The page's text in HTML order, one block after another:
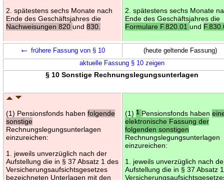
2. spätestens sechs Monate nach
Ende des Geschäftsjahres die
Nachweisungen 820und830.
2. spätestens sechs Monate
Ende des Geschäftsjahres die
Formulare F.820.01und
← frühere Fassung von § 10
(heute geltende Fassung)
aktuelle Fassung § 10 zeigen
§ 10 Sonstige Rechnungslegungsunterlagen
(1) Pensionsfonds habenfolgende
sonstige
Rechnungslegungsunterlagen
einzureichen:
1. jeweils unverzüglich nach der
Aufstellung die in § 37 Absatz 1 des
Versicherungsaufsichtsgesetzes
bezeichneten Unterlagen mit den
(1)1 Pensionsfonds haben
elektronische Fassung der
folgenden sonstigen
Rechnungslegungsunterlagen
einzureichen:
1. jeweils unverzüglich nach
Aufstellung die in § 37 Absatz